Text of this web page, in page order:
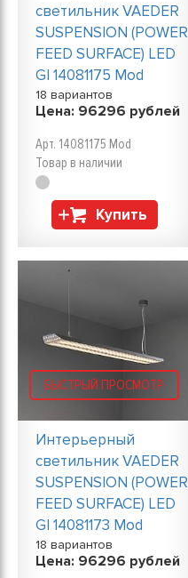
светильник VAEDER
SUSPENSION (POWER
FEED SURFACE) LED
GI 14081175 Mod
18 вариантов
Цена: 96296 рублей
Арт. 14081175 Mod
Товар в наличии
Купить
БЫСТРЫЙ ПРОСМОТР
Интерьерный
светильник VAEDER
SUSPENSION (POWER
FEED SURFACE) LED
GI 14081173 Mod
18 вариантов
Цена: 96296 рублей